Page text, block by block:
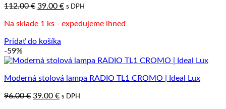
112.00€ Pôvodná
bola:
39.00 €Aktuálna
je:
s DPH
Na sklade 1 ks - expedujeme ihneď
Pridať do košíka
-59%
Moderná stolová lampa RADIO TL1 CROMO | Ideal Lux
96.00€ Pôvodná
39.00 €Aktuálna
s DPH